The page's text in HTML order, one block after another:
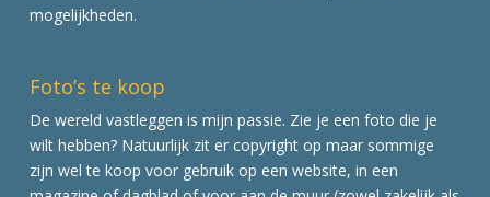
mogelijkheden.
Foto’s te koop
De wereld vastleggen is mijn passie. Zie je een foto die je
wilt hebben? Natuurlijk zit er copyright op maar sommige
zijn wel te koop voor gebruik op een website, in een